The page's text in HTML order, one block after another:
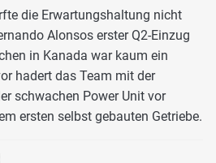
die Erwartungshaltung nicht
Alonsos erster Q2-Einzug
in Kanada war kaum ein
hadert das Team mit der
schwachen Power Unit vor
ersten selbst gebauten Getriebe.